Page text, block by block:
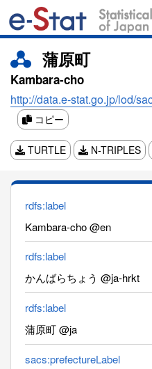
蒲原町
Kambara-cho
http://data.e-stat.go.jp/lod/
コピー
TURTLE N-TRIPLES
rdfs:label
Kambara-cho @en
rdfs:label
かんばらちょう @ja-hrkt
rdfs:label
蒲原町 @ja
sacs:prefectureLabel